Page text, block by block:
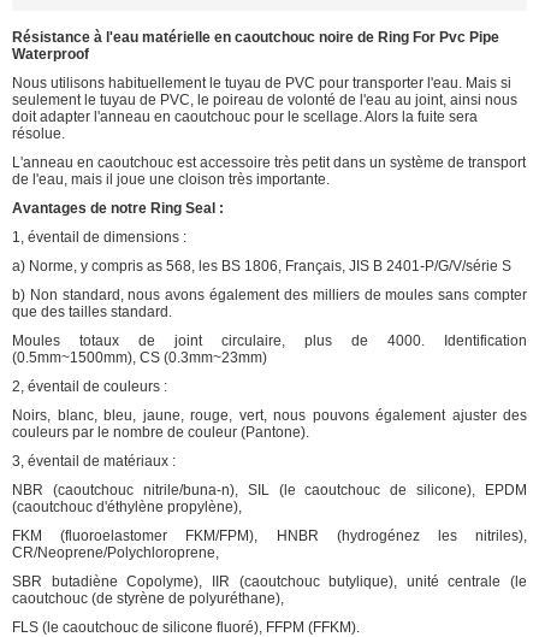
Résistance à l'eau matérielle en caoutchouc noire de Ring For Pvc Pipe
Waterproof
Nous utilisons habituellement le tuyau de PVC pour transporter l'eau. Mais si
seulement le tuyau de PVC, le poireau de volonté de l'eau au joint, ainsi nous
doit adapter l'anneau en caoutchouc pour le scellage. Alors la fuite sera
résolue.
L'anneau en caoutchouc est accessoire très petit dans un système de transport
de l'eau, mais il joue une cloison très importante.
Avantages de notre Ring Seal :
1, éventail de dimensions :
a) Norme, y compris as 568, les BS 1806, Français, JIS B 2401-P/G/V/série S
b) Non standard, nous avons également des milliers de moules sans compter
que des tailles standard.
Moules totaux de joint circulaire, plus de 4000. Identification
(0.5mm~1500mm), CS (0.3mm~23mm)
2, éventail de couleurs :
Noirs, blanc, bleu, jaune, rouge, vert, nous pouvons également ajuster des
couleurs par le nombre de couleur (Pantone).
3, éventail de matériaux :
NBR (caoutchouc nitrile/buna-n), SIL (le caoutchouc de silicone), EPDM
(caoutchouc d'éthylène propylène),
FKM (fluoroelastomer FKM/FPM), HNBR (hydrogénez les nitriles),
CR/Neoprene/Polychloroprene,
SBR butadiène Copolyme), IIR (caoutchouc butylique), unité centrale (le
caoutchouc (de styrène de polyuréthane),
FLS (le caoutchouc de silicone fluoré), FFPM (FFKM).